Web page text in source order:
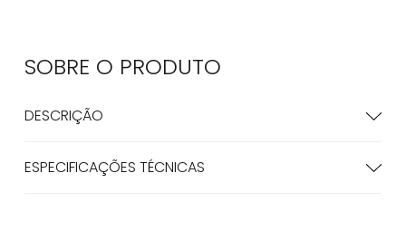
SOBRE O PRODUTO
DESCRIÇÃO
ESPECIFICAÇÕES TÉCNICAS